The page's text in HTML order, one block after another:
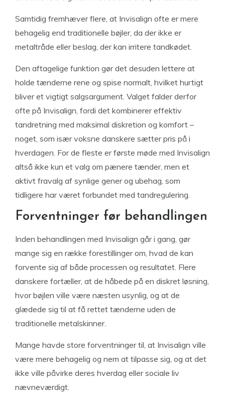
Samtidig fremhæver flere, at Invisalign ofte er mere
behagelig end traditionelle bøjler, da der ikke er
metaltråde eller beslag, der kan irritere tandkødet.
Den aftagelige funktion gør det desuden lettere at
holde tænderne rene og spise normalt, hvilket hurtigt
bliver et vigtigt salgsargument. Valget falder derfor
ofte på Invisalign, fordi det kombinerer effektiv
tandretning med maksimal diskretion og komfort –
noget, som især voksne danskere sætter pris på i
hverdagen. For de fleste er første møde med Invisalign
altså ikke kun et valg om pænere tænder, men et
aktivt fravalg af synlige gener og ubehag, som
tidligere har været forbundet med tandregulering.
Forventninger før behandlingen
Inden behandlingen med Invisalign går i gang, gør
mange sig en række forestillinger om, hvad de kan
forvente sig af både processen og resultatet. Flere
danskere fortæller, at de håbede på en diskret løsning,
hvor bøjlen ville være næsten usynlig, og at de
glædede sig til at få rettet tænderne uden de
traditionelle metalskinner.
Mange havde store forventninger til, at Invisalign ville
være mere behagelig og nem at tilpasse sig, og at det
ikke ville påvirke deres hverdag eller sociale liv
nævneværdigt.